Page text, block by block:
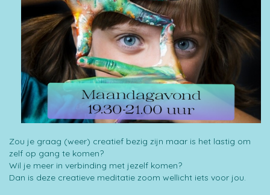
Zou je graag (weer) creatief bezig zijn maar is het lastig om
zelf op gang te komen?
Wil je meer in verbinding met jezelf komen?
Dan is deze creatieve meditatie zoom wellicht iets voor jou.